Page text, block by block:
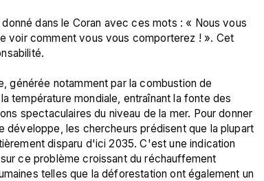
dans le Coran avec ces mots : « Nous vous
voir comment vous vous comporterez ! ». Cet
générée notamment par la combustion de
température mondiale, entraînant la fonte des
spectaculaires du niveau de la mer. Pour donner
les chercheurs prédisent que la plupart
disparu d'ici 2035. C'est une indication
ce problème croissant du réchauffement
telles que la déforestation ont également un